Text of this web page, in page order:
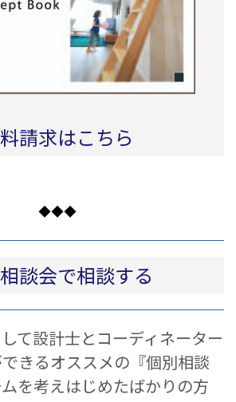
請求はこちら
◆◆◆
談会で相談する
て設計士とコーディネーター
きるオススメの『個別相談
を考えはじめたばかりの方